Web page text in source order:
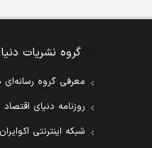
گروه نشریات
معرفی گروه رسانه‌ای
روزنامه دنیای اقتصاد
شبکه اینترنتی اکوایران